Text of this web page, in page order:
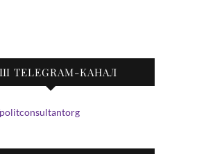
TELEGRAM-КАНАЛ